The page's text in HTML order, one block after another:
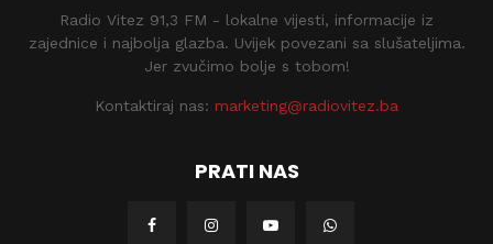
Radio Vitez 91,3 FM - lokalne vijesti, informacije iz
zajednice i najbolja glazba. Uvijek povezani sa slušateljima.
Jer zvučimo bolje s tobom!
Kontaktiraj nas: marketing@radiovitez.ba
PRATI NAS